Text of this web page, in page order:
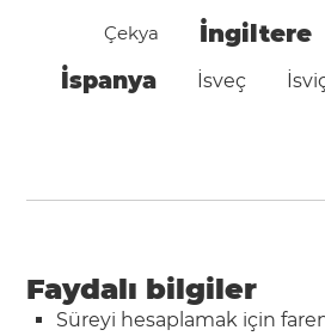
Çekya İngiltere
İspanya İsveç
Faydalı bilgiler
Süreyi hesaplamak için